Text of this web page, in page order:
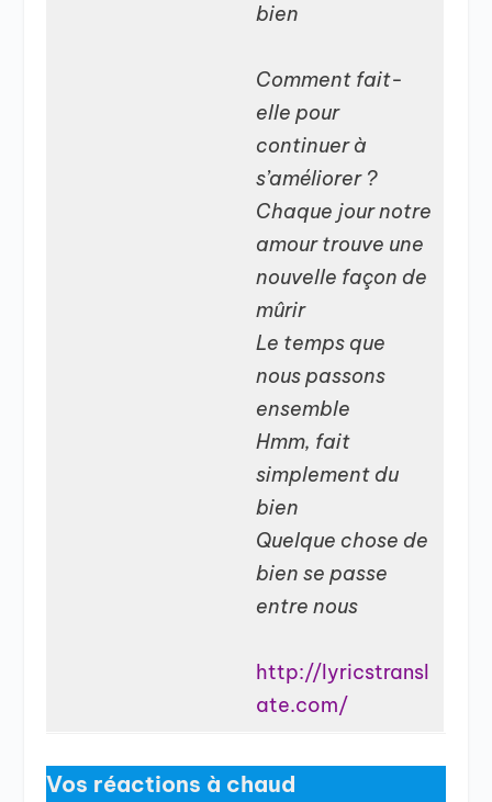
bien
Comment fait-
elle pour
continuer à
s’améliorer ?
Chaque jour notre
amour trouve une
nouvelle façon de
mûrir
Le temps que
nous passons
ensemble
Hmm, fait
simplement du
bien
Quelque chose de
bien se passe
entre nous
http://lyricstransl
ate.com/
Vos réactions à chaud